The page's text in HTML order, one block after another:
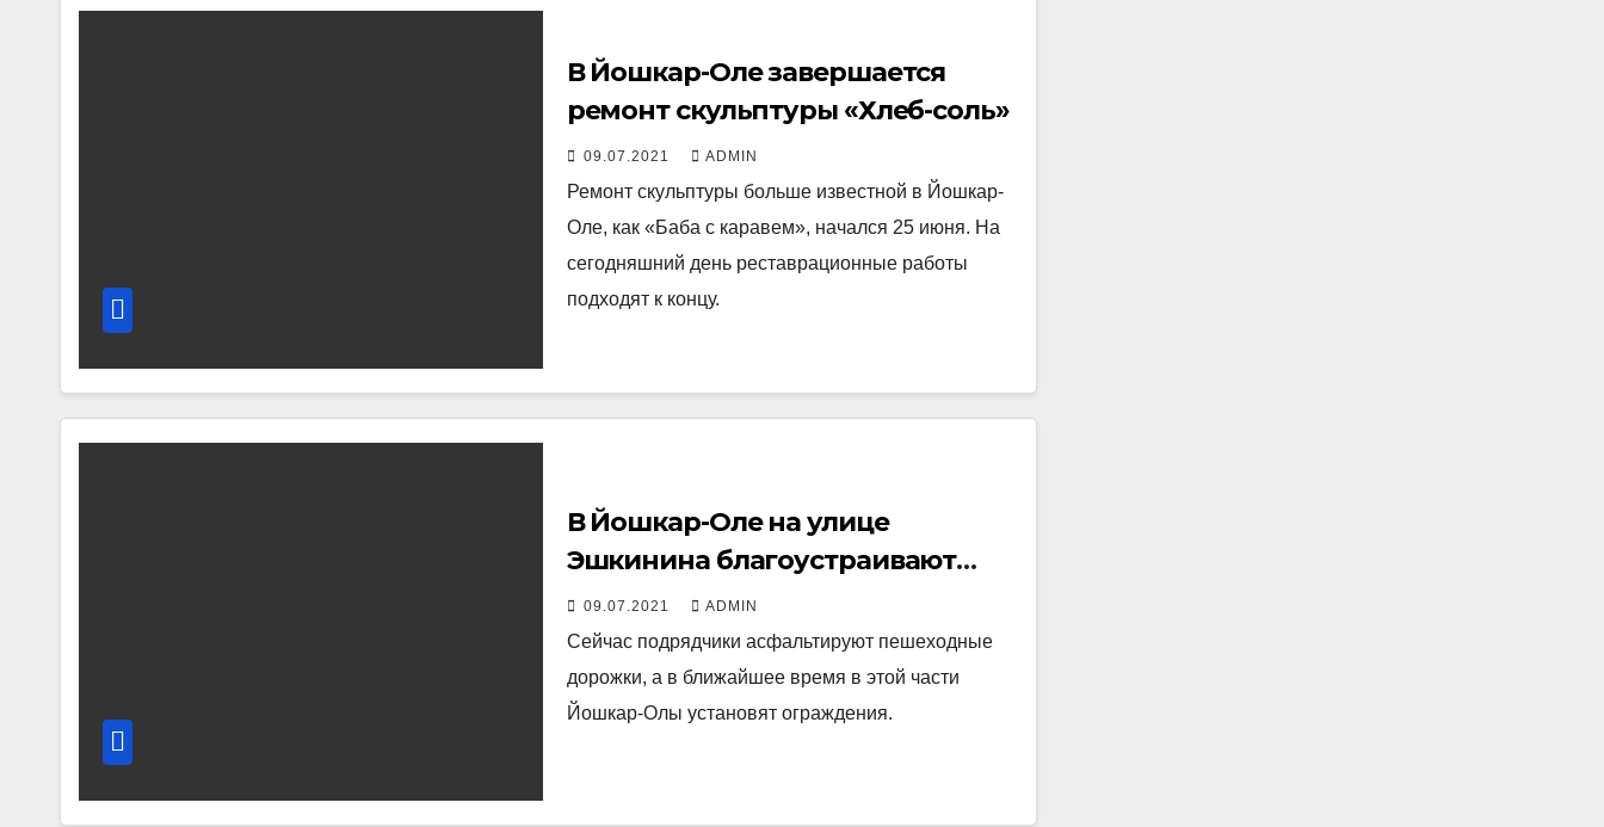
В Йошкар-Оле завершается
ремонт скульптуры «Хлеб-соль»
09.07.2021 ADMIN
Ремонт скульптуры больше известной в Йошкар-
Оле, как «Баба с каравем», начался 25 июня. На
сегодняшний день реставрационные работы
подходят к концу.
В Йошкар-Оле на улице
Эшкинина благоустраивают
тротуары
09.07.2021 ADMIN
Сейчас подрядчики асфальтируют пешеходные
дорожки, а в ближайшее время в этой части
Йошкар-Олы установят ограждения.